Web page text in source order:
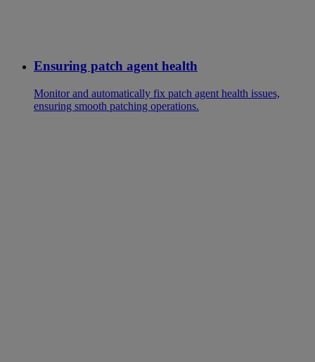
Ensuring patch agent health
Monitor and automatically fix patch agent health issues,
ensuring smooth patching operations.